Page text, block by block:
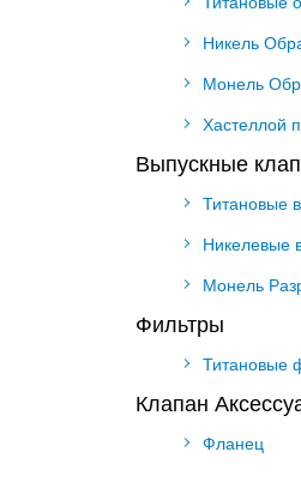
Никель
Монель
Хастеллой
Выпускные
Титановые
Никелевые
Монель
Фильтры
Титановые
Клапан
Фланец